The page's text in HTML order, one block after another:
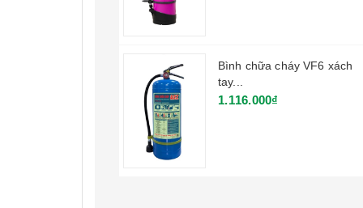
Bình chữa cháy VF6 xách
tay...
1.116.000₫